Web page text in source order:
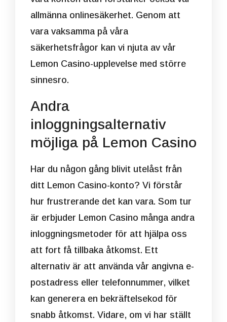
allmänna onlinesäkerhet. Genom att
vara vaksamma på våra
säkerhetsfrågor kan vi njuta av vår
Lemon Casino-upplevelse med större
sinnesro.
Andra
inloggningsalternativ
möjliga på Lemon Casino
Har du någon gång blivit utelåst från
ditt Lemon Casino-konto? Vi förstår
hur frustrerande det kan vara. Som tur
är erbjuder Lemon Casino många andra
inloggningsmetoder för att hjälpa oss
att fort få tillbaka åtkomst. Ett
alternativ är att använda vår angivna e-
postadress eller telefonnummer, vilket
kan generera en bekräftelsekod för
snabb åtkomst. Vidare, om vi har ställt